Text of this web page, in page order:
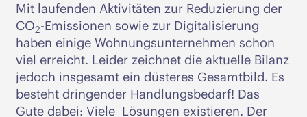
Mit laufenden Aktivitäten zur Reduzierung der
CO2-Emissionen sowie zur Digitalisierung
haben einige Wohnungsunternehmen schon
viel erreicht. Leider zeichnet die aktuelle Bilanz
jedoch insgesamt ein düsteres Gesamtbild. Es
besteht dringender Handlungsbedarf! Das
Gute dabei: Viele Lösungen existieren. Der